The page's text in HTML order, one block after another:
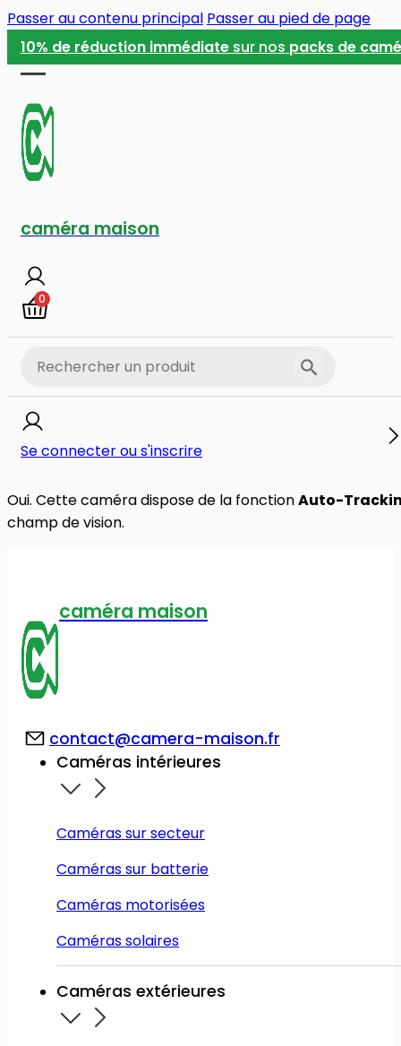
Passer au contenu principal Passer au pied de page
10% de réduction immédiate sur nos packs de
caméra maison
0
for:
Se connecter ou s'inscrire
Oui. Cette caméra dispose de la fonctionAuto-
champ de vision.
caméra maison
contact@camera-maison.fr
Caméras intérieures
Caméras sur secteur
Caméras sur batterie
Caméras motorisées
Caméras solaires
Caméras extérieures